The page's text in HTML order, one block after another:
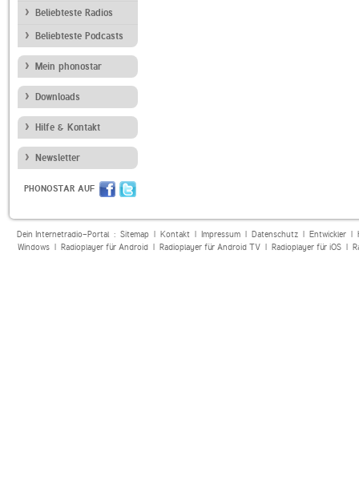
Beliebteste Radios
Beliebteste Podcasts
Mein phonostar
Downloads
Hilfe & Kontakt
Newsletter
PHONOSTAR AUF
Dein Internetradio-Portal : Sitemap| Kontakt| Impressum| Datenschutz| Entwickler|
Windows| Radioplayer für Android| Radioplayer für Android TV| Radioplayer für iOS|